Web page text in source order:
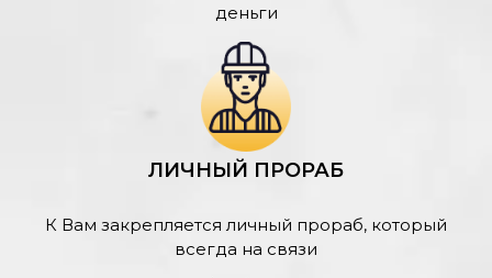
деньги
ЛИЧНЫЙ ПРОРАБ
К Вам закрепляется личный прораб, который
всегда на связи